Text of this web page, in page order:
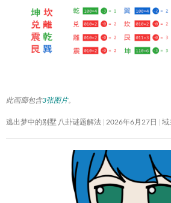
此画廊包含3张图片。
逃出梦中的别墅 八卦谜题解法 2026年6月27日 域